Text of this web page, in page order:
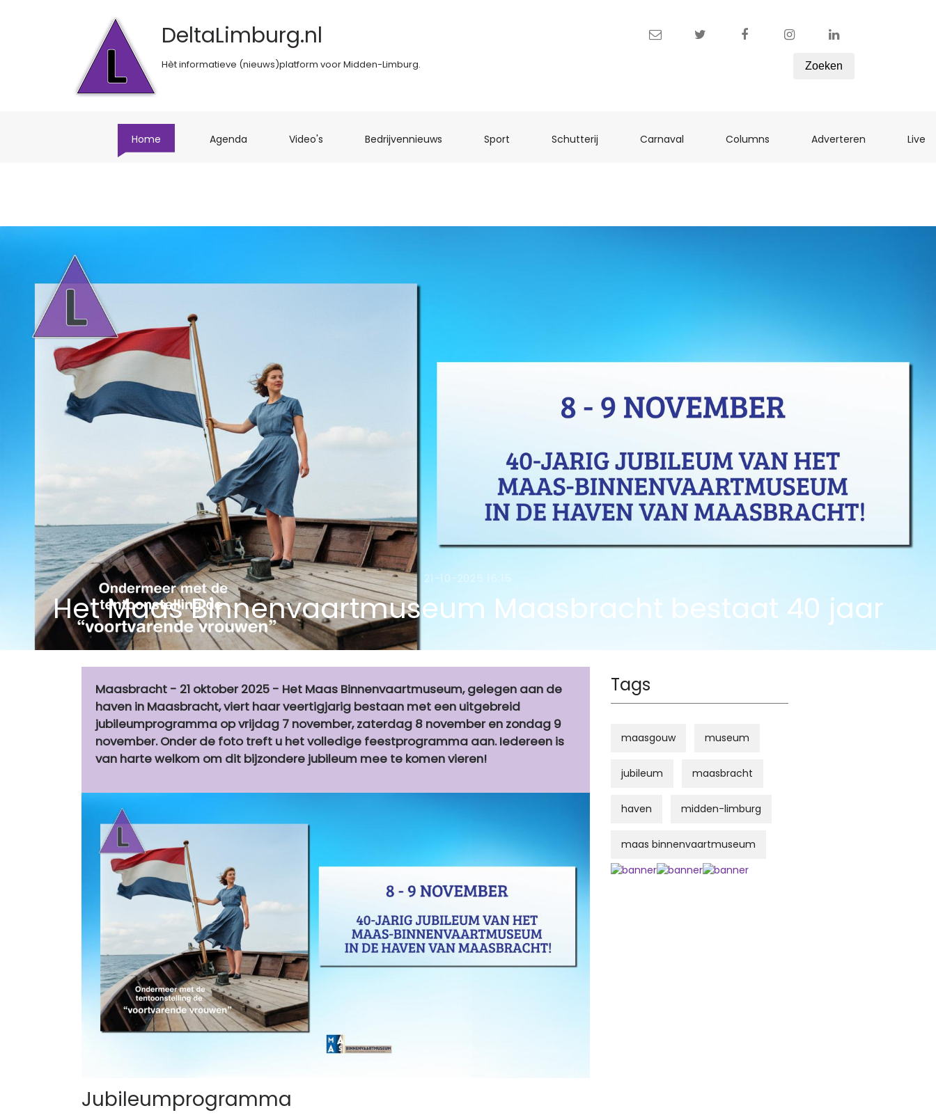
DeltaLimburg.nl
Hèt informatieve (nieuws)platform voor Midden-Limburg. Zoeken
Home Agenda (current)Video's (current)Bedrijvennieuws (current)Sport (current)Schutterij (current)Carnaval (current)Columns (current)Adverteren (current)Live
21-10-2025 16:15
Het Maas Binnenvaartmuseum Maasbracht bestaat 40 jaar
Maasbracht - 21 oktober 2025 - Het Maas Binnenvaartmuseum, gelegen aan de
haven in Maasbracht, viert haar veertigjarig bestaan met een uitgebreid
jubileumprogramma op vrijdag 7 november, zaterdag 8 november en zondag 9
november. Onder de foto treft u het volledige feestprogramma aan. Iedereen is
van harte welkom om dit bijzondere jubileum mee te komen vieren!
Jubileumprogramma
Tags
maasgouw museum
jubileum maasbracht
haven midden-limburg
maas binnenvaartmuseum